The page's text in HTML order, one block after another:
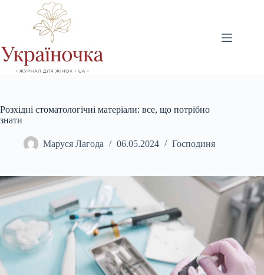
Розхідні стоматологічні матеріали: все, що потрібно
знати
Маруся Лагода 06.05.2024 Господиня